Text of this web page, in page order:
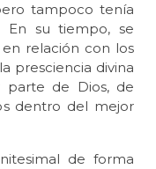
tampoco tenía
En su tiempo, se
relación con los
presciencia divina
parte de Dios, de
dentro del mejor
de forma